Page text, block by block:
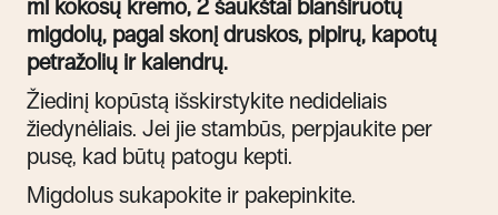
ml kokosų kremo, 2 šaukštai blanširuotų
migdolų, pagal skonį druskos, pipirų, kapotų
petražolių ir kalendrų.
Žiedinį kopūstą išskirstykite nedideliais
žiedynėliais. Jei jie stambūs, perpjaukite per
pusę, kad būtų patogu kepti.
Migdolus sukapokite ir pakepinkite.